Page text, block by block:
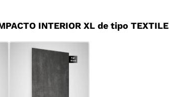
INTERIOR XL de tipo TEXTILE